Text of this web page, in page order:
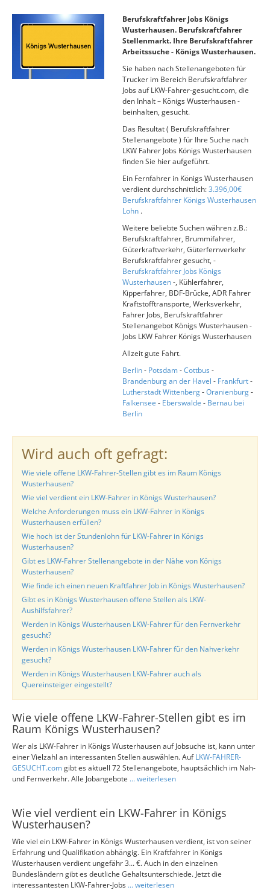
Berufskraftfahrer Jobs Königs
Wusterhausen. Berufskraftfahrer
Stellenmarkt. Ihre Berufskraftfahrer
Arbeitssuche - Königs Wusterhausen.
Sie haben nach Stellenangeboten für
Trucker im Bereich Berufskraftfahrer
Jobs auf LKW-Fahrer-gesucht.com, die
den Inhalt – Königs Wusterhausen -
beinhalten, gesucht.
Das Resultat ( Berufskraftfahrer
Stellenangebote ) für Ihre Suche nach
LKW Fahrer Jobs Königs Wusterhausen
finden Sie hier aufgeführt.
Ein Fernfahrer in Königs Wusterhausen
verdient durchschnittlich:3.396,00€
Berufskraftfahrer Königs Wusterhausen
Lohn .
Weitere beliebte Suchen währen z.B.:
Berufskraftfahrer, Brummifahrer,
Güterkraftverkehr, Güterfernverkehr
Berufskraftfahrer gesucht, -
Berufskraftfahrer Jobs Königs
Wusterhausen-, Kühlerfahrer,
Kipperfahrer, BDF-Brücke, ADR Fahrer
Kraftstofftransporte, Werksverkehr,
Fahrer Jobs, Berufskraftfahrer
Stellenangebot Königs Wusterhausen -
Jobs LKW Fahrer Königs Wusterhausen
Allzeit gute Fahrt.
Berlin- Potsdam-Cottbus-
Brandenburg an der Havel - Frankfurt-
Lutherstadt Wittenberg-Oranienburg-
Falkensee - Eberswalde - Bernau bei
Berlin
Wird auch oft gefragt:
Wie viele offene LKW-Fahrer-Stellen gibt es im Raum Königs
Wusterhausen?
Wie viel verdient ein LKW-Fahrer in Königs Wusterhausen?
Welche Anforderungen muss ein LKW-Fahrer in Königs
Wusterhausen erfüllen?
Wie hoch ist der Stundenlohn für LKW-Fahrer in Königs
Wusterhausen?
Gibt es LKW-Fahrer Stellenangebote in der Nähe von Königs
Wusterhausen?
Wie finde ich einen neuen Kraftfahrer Job in Königs Wusterhausen?
Gibt es in Königs Wusterhausen offene Stellen als LKW-
Aushilfsfahrer?
Werden in Königs Wusterhausen LKW-Fahrer für den Fernverkehr
gesucht?
Werden in Königs Wusterhausen LKW-Fahrer für den Nahverkehr
gesucht?
Werden in Königs Wusterhausen LKW-Fahrer auch als
Quereinsteiger eingestellt?
Wie viele offene LKW-Fahrer-Stellen gibt es im
Raum Königs Wusterhausen?
Wer als LKW-Fahrer in Königs Wusterhausen auf Jobsuche ist, kann unter
einer Vielzahl an interessanten Stellen auswählen. AufLKW-FAHRER-
GESUCHT.comgibt es aktuell 72 Stellenangebote, hauptsächlich im Nah-
und Fernverkehr. Alle Jobangebote ... weiterlesen
Wie viel verdient ein LKW-Fahrer in Königs
Wusterhausen?
Wie viel ein LKW-Fahrer in Königs Wusterhausen verdient, ist von seiner
Erfahrung und Qualifikation abhängig. Ein Kraftfahrer in Königs
Wusterhausen verdient ungefähr 3... €. Auch in den einzelnen
Bundesländern gibt es deutliche Gehaltsunterschiede. Jetzt die
interessantesten LKW-Fahrer-Jobs ... weiterlesen